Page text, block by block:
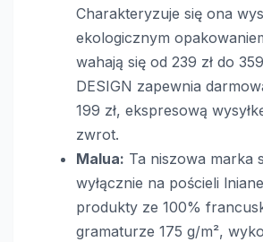
Charakteryzuje się ona
ekologicznym
wahają się od 239 zł do
DESIGN zapewnia
199 zł, ekspresową
zwrot.
Malua: Ta niszowa marka
wyłącznie na pościeli
produkty ze 100%
gramaturze 175 g/m²,